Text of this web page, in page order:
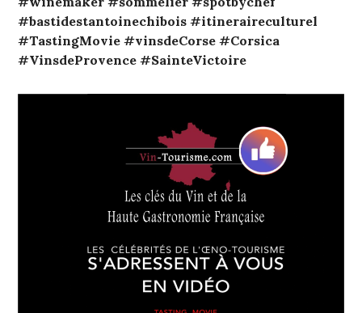
#bastidestantoinechibois #itineraireculturel
#TastingMovie #vinsdeCorse #Corsica
#VinsdeProvence #SainteVictoire